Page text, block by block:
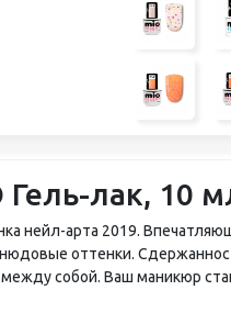
Гель-лак, 10
нейл-арта 2019.
оттенки.
собой. Ваш маникюр